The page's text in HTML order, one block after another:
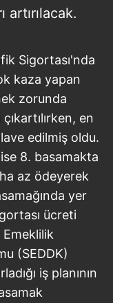
Sigortası'nda
kaza yapan
zorunda
en
edilmiş oldu.
8. basamakta
az ödeyerek
yer
ücreti
Emeklilik
(SEDDK)
iş planının